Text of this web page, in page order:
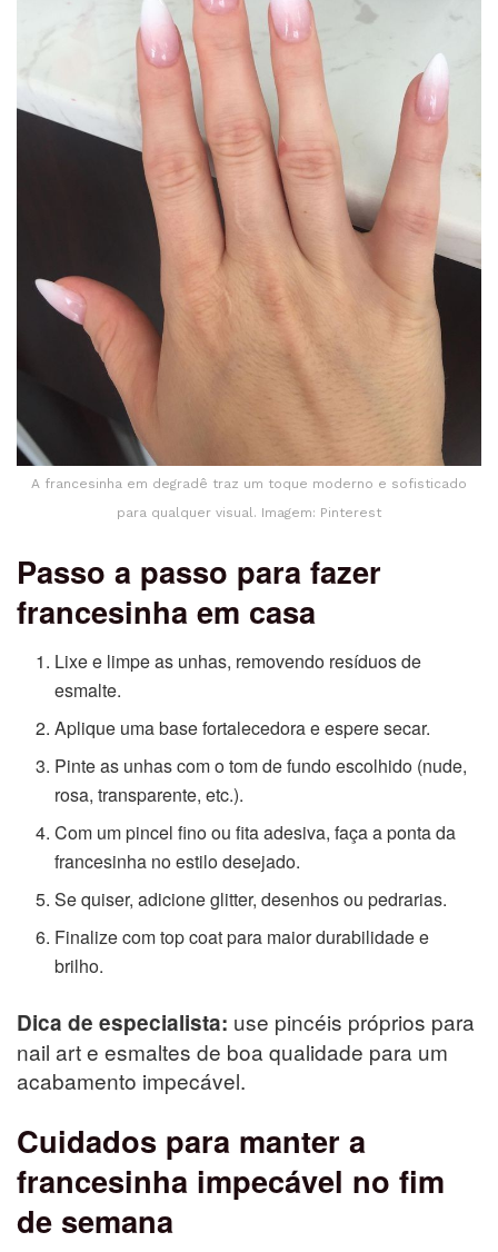
A francesinha em degradê traz um toque moderno e sofisticado
para qualquer visual. Imagem: Pinterest
Passo a passo para fazer
francesinha em casa
Lixe e limpe as unhas, removendo resíduos de
esmalte.
Aplique uma base fortalecedora e espere secar.
Pinte as unhas com o tom de fundo escolhido (nude,
rosa, transparente, etc.).
Com um pincel fino ou fita adesiva, faça a ponta da
francesinha no estilo desejado.
Se quiser, adicione glitter, desenhos ou pedrarias.
Finalize com top coat para maior durabilidade e
brilho.
Dica de especialista: use pincéis próprios para
nail art e esmaltes de boa qualidade para um
acabamento impecável.
Cuidados para manter a
francesinha impecável no fim
de semana